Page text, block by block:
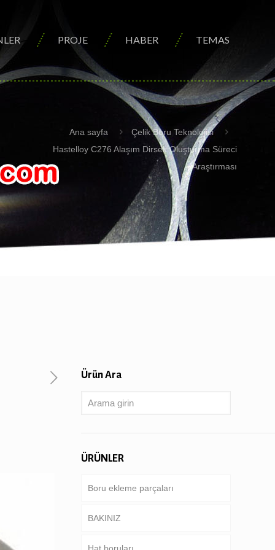
PROJE HABER TEMAS
Ana sayfa
Çelik Boru Teknolojisi
Hastelloy C276 Alaşım Dirsek Oluşturma Süreci
Araştırması
Ürün Ara
ÜRÜNLER
Boru ekleme parçaları
BAKINIZ